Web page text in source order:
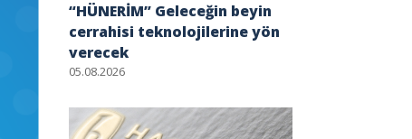
“HÜNERİM” Geleceğin beyin
cerrahisi teknolojilerine yön
verecek
05.08.2026